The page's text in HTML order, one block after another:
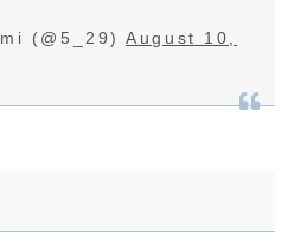
(@5_29)August 10,